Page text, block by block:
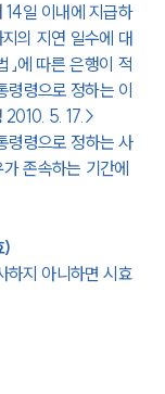
일 이내에 지급하
의 지연 일수에 대
」에 따른 은행이 적
령령으로 정하는 이
2010. 5. 17.>
령령으로 정하는 사
존속하는 기간에
)
하지 아니하면 시효